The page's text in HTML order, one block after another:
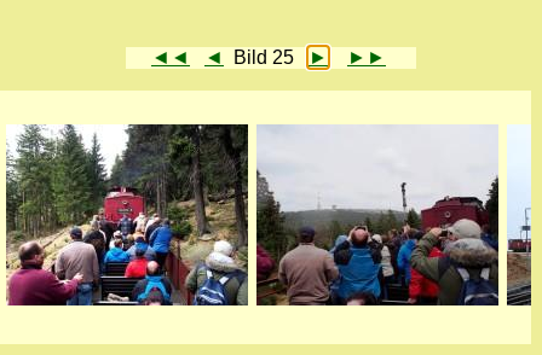
◄◄ ◄ Bild 25 ► ►►